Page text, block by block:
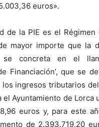
euros».
de la PIE es el Régimen
mayor importe que la
concreta en el
Financiación’, que se
ingresos tributarios
el Ayuntamiento de Lorca
euros y, para este
de 2.393.719,20